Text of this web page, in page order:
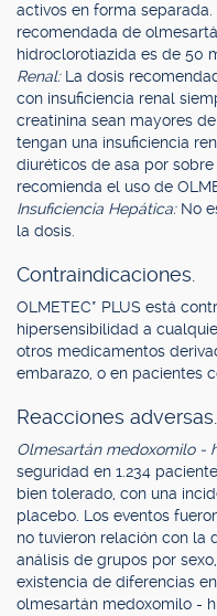
activos en forma
recomendada de
hidroclorotiazida es de 50
Renal: La dosis
con insuficiencia renal
creatinina sean mayores
tengan una insuficiencia
diuréticos de asa por
recomienda el uso de
Insuficiencia Hepática: No
la dosis.
Contraindicaciones.
OLMETEC* PLUS está
hipersensibilidad a
otros medicamentos
embarazo, o en pacientes
Reacciones adversas.
Olmesartán medoxomilo -
seguridad en 1.234
bien tolerado, con una
placebo. Los eventos
no tuvieron relación con la
análisis de grupos por
existencia de diferencias
olmesartán medoxomilo -